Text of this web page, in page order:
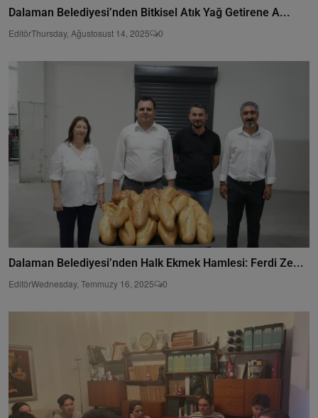
Dalaman Belediyesi’nden Bitkisel Atık Yağ Getirene A...
EditörThursday, Ağustosust 14, 2025 0
Dalaman Belediyesi’nden Halk Ekmek Hamlesi: Ferdi Ze...
EditörWednesday, Temmuzy 16, 2025 0